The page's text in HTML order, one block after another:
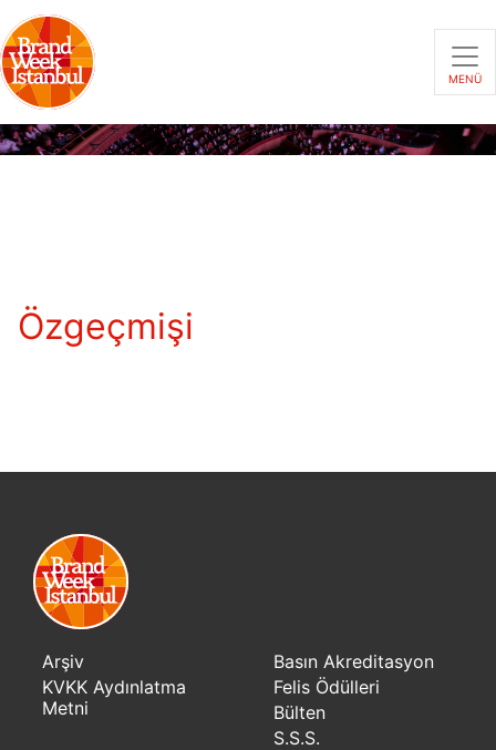
MENÜ
Özgeçmişi
Arşiv
KVKK Aydınlatma
Metni
Basın Akreditasyon
Felis Ödülleri
Bülten
S.S.S.